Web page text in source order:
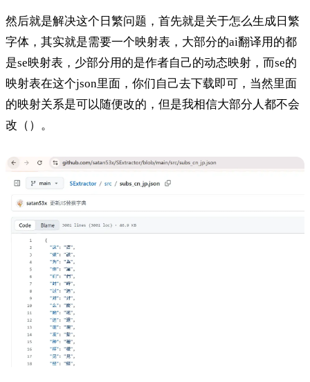
然后就是解决这个日繁问题，首先就是关于怎么生成日繁
字体，其实就是需要一个映射表，大部分的ai翻译用的都
是se映射表，少部分用的是作者自己的动态映射，而se的
映射表在这个json里面，你们自己去下载即可，当然里面
的映射关系是可以随便改的，但是我相信大部分人都不会
改（）。